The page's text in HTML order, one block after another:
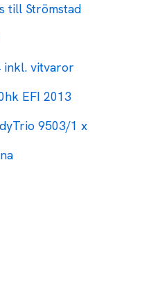
till Strömstad
inkl. vitvaror
EFI 2013
9503/1 x